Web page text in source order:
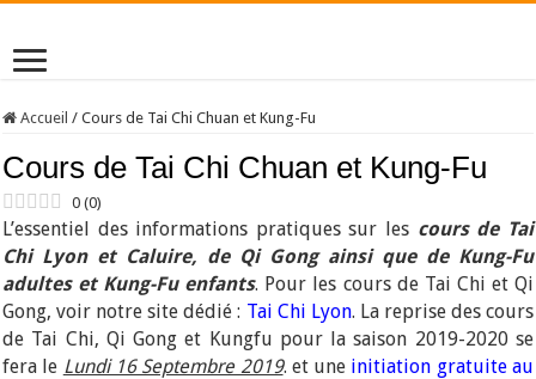
Accueil / Cours de Tai Chi Chuan et Kung-Fu
Cours de Tai Chi Chuan et Kung-Fu
0 (0)
L’essentiel des informations pratiques sur les cours de Tai
Chi Lyon et Caluire, de Qi Gong ainsi que de Kung-Fu
adultes et Kung-Fu enfants. Pour les cours de Tai Chi et Qi
Gong, voir notre site dédié : Tai Chi Lyon. La reprise des cours
de Tai Chi, Qi Gong et Kungfu pour la saison 2019-2020 se
fera le Lundi 16 Septembre 2019. et une initiation gratuite au